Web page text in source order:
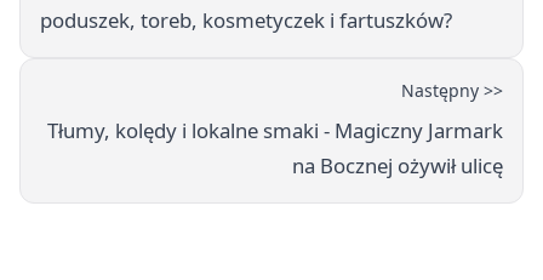
poduszek, toreb, kosmetyczek i fartuszków?
Następny >>
Tłumy, kolędy i lokalne smaki - Magiczny Jarmark
na Bocznej ożywił ulicę